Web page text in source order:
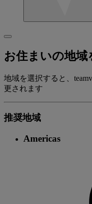
お住まいの地
地域を選択すると、
更されます
推奨地域
Americas